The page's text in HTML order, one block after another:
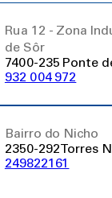
Rua 12 - Zona
de Sôr
7400-235 Ponte
932 004 972
Bairro do Nicho
2350-292 Torres
249822161